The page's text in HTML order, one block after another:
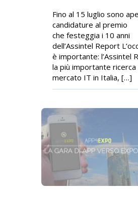
Fino al 15 luglio sono
candidature al premio
che festeggia i 10 anni
dell’Assintel Report
è importante: l’Assintel
la più importante ricerca
mercato IT in Italia, […]